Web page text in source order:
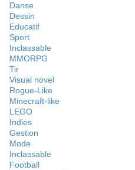
Danse
Dessin
Educatif
Sport
Inclassable
MMORPG
Tir
Visual novel
Rogue-Like
Minecraft-like
LEGO
Indies
Gestion
Mode
Inclassable
Football